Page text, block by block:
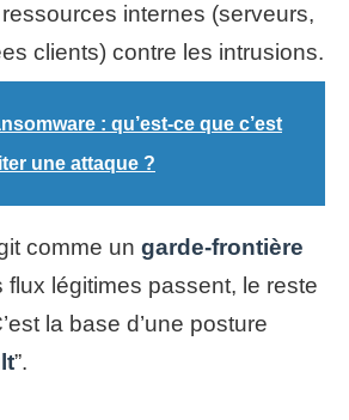
internes (serveurs,
clients) contre les intrusions.
: qu’est-ce que c’est
une attaque ?
comme un garde-frontière
flux légitimes passent, le reste
la base d’une posture
”.